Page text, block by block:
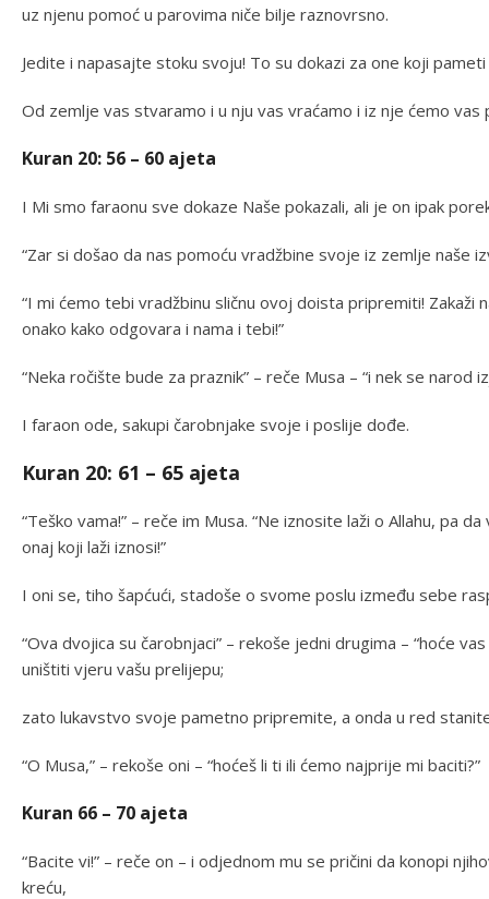
uz njenu pomoć u parovima niče bilje raznovrsno.
Jedite i napasajte stoku svoju! To su dokazi za one koji pameti
Od zemlje vas stvaramo i u nju vas vraćamo i iz nje ćemo
Kuran 20: 56 – 60 ajeta
I Mi smo faraonu sve dokaze Naše pokazali, ali je on ipak
“Zar si došao da nas pomoću vradžbine svoje iz zemlje naše
“I mi ćemo tebi vradžbinu sličnu ovoj doista pripremiti! Zakaži
onako kako odgovara i nama i tebi!”
“Neka ročište bude za praznik” – reče Musa – “i nek se narod
I faraon ode, sakupi čarobnjake svoje i poslije dođe.
Kuran 20: 61 – 65 ajeta
“Teško vama!” – reče im Musa. “Ne iznosite laži o Allahu, pa
onaj koji laži iznosi!”
I oni se, tiho šapćući, stadoše o svome poslu između sebe
“Ova dvojica su čarobnjaci” – rekoše jedni drugima – “hoće
uništiti vjeru vašu prelijepu;
zato lukavstvo svoje pametno pripremite, a onda u red
“O Musa,” – rekoše oni – “hoćeš li ti ili ćemo najprije mi baciti?”
Kuran 66 – 70 ajeta
“Bacite vi!” – reče on – i odjednom mu se pričini da konopi
kreću,